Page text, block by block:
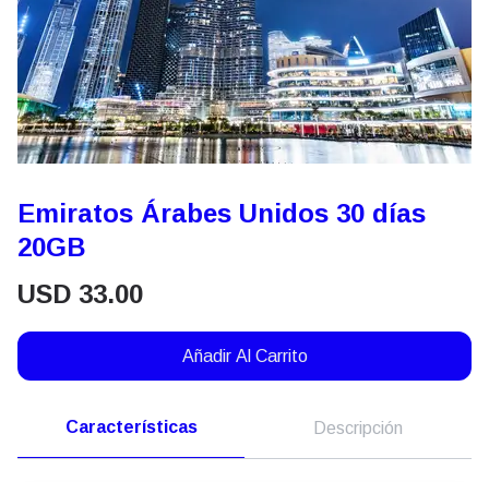
Emiratos Árabes Unidos 30 días
20GB
USD 33.00
Añadir Al Carrito
Características Descripción